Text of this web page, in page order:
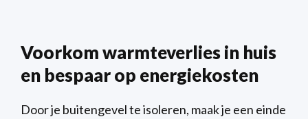
Voorkom warmteverlies in huis
en bespaar op energiekosten
Door je buitengevel te isoleren, maak je een einde